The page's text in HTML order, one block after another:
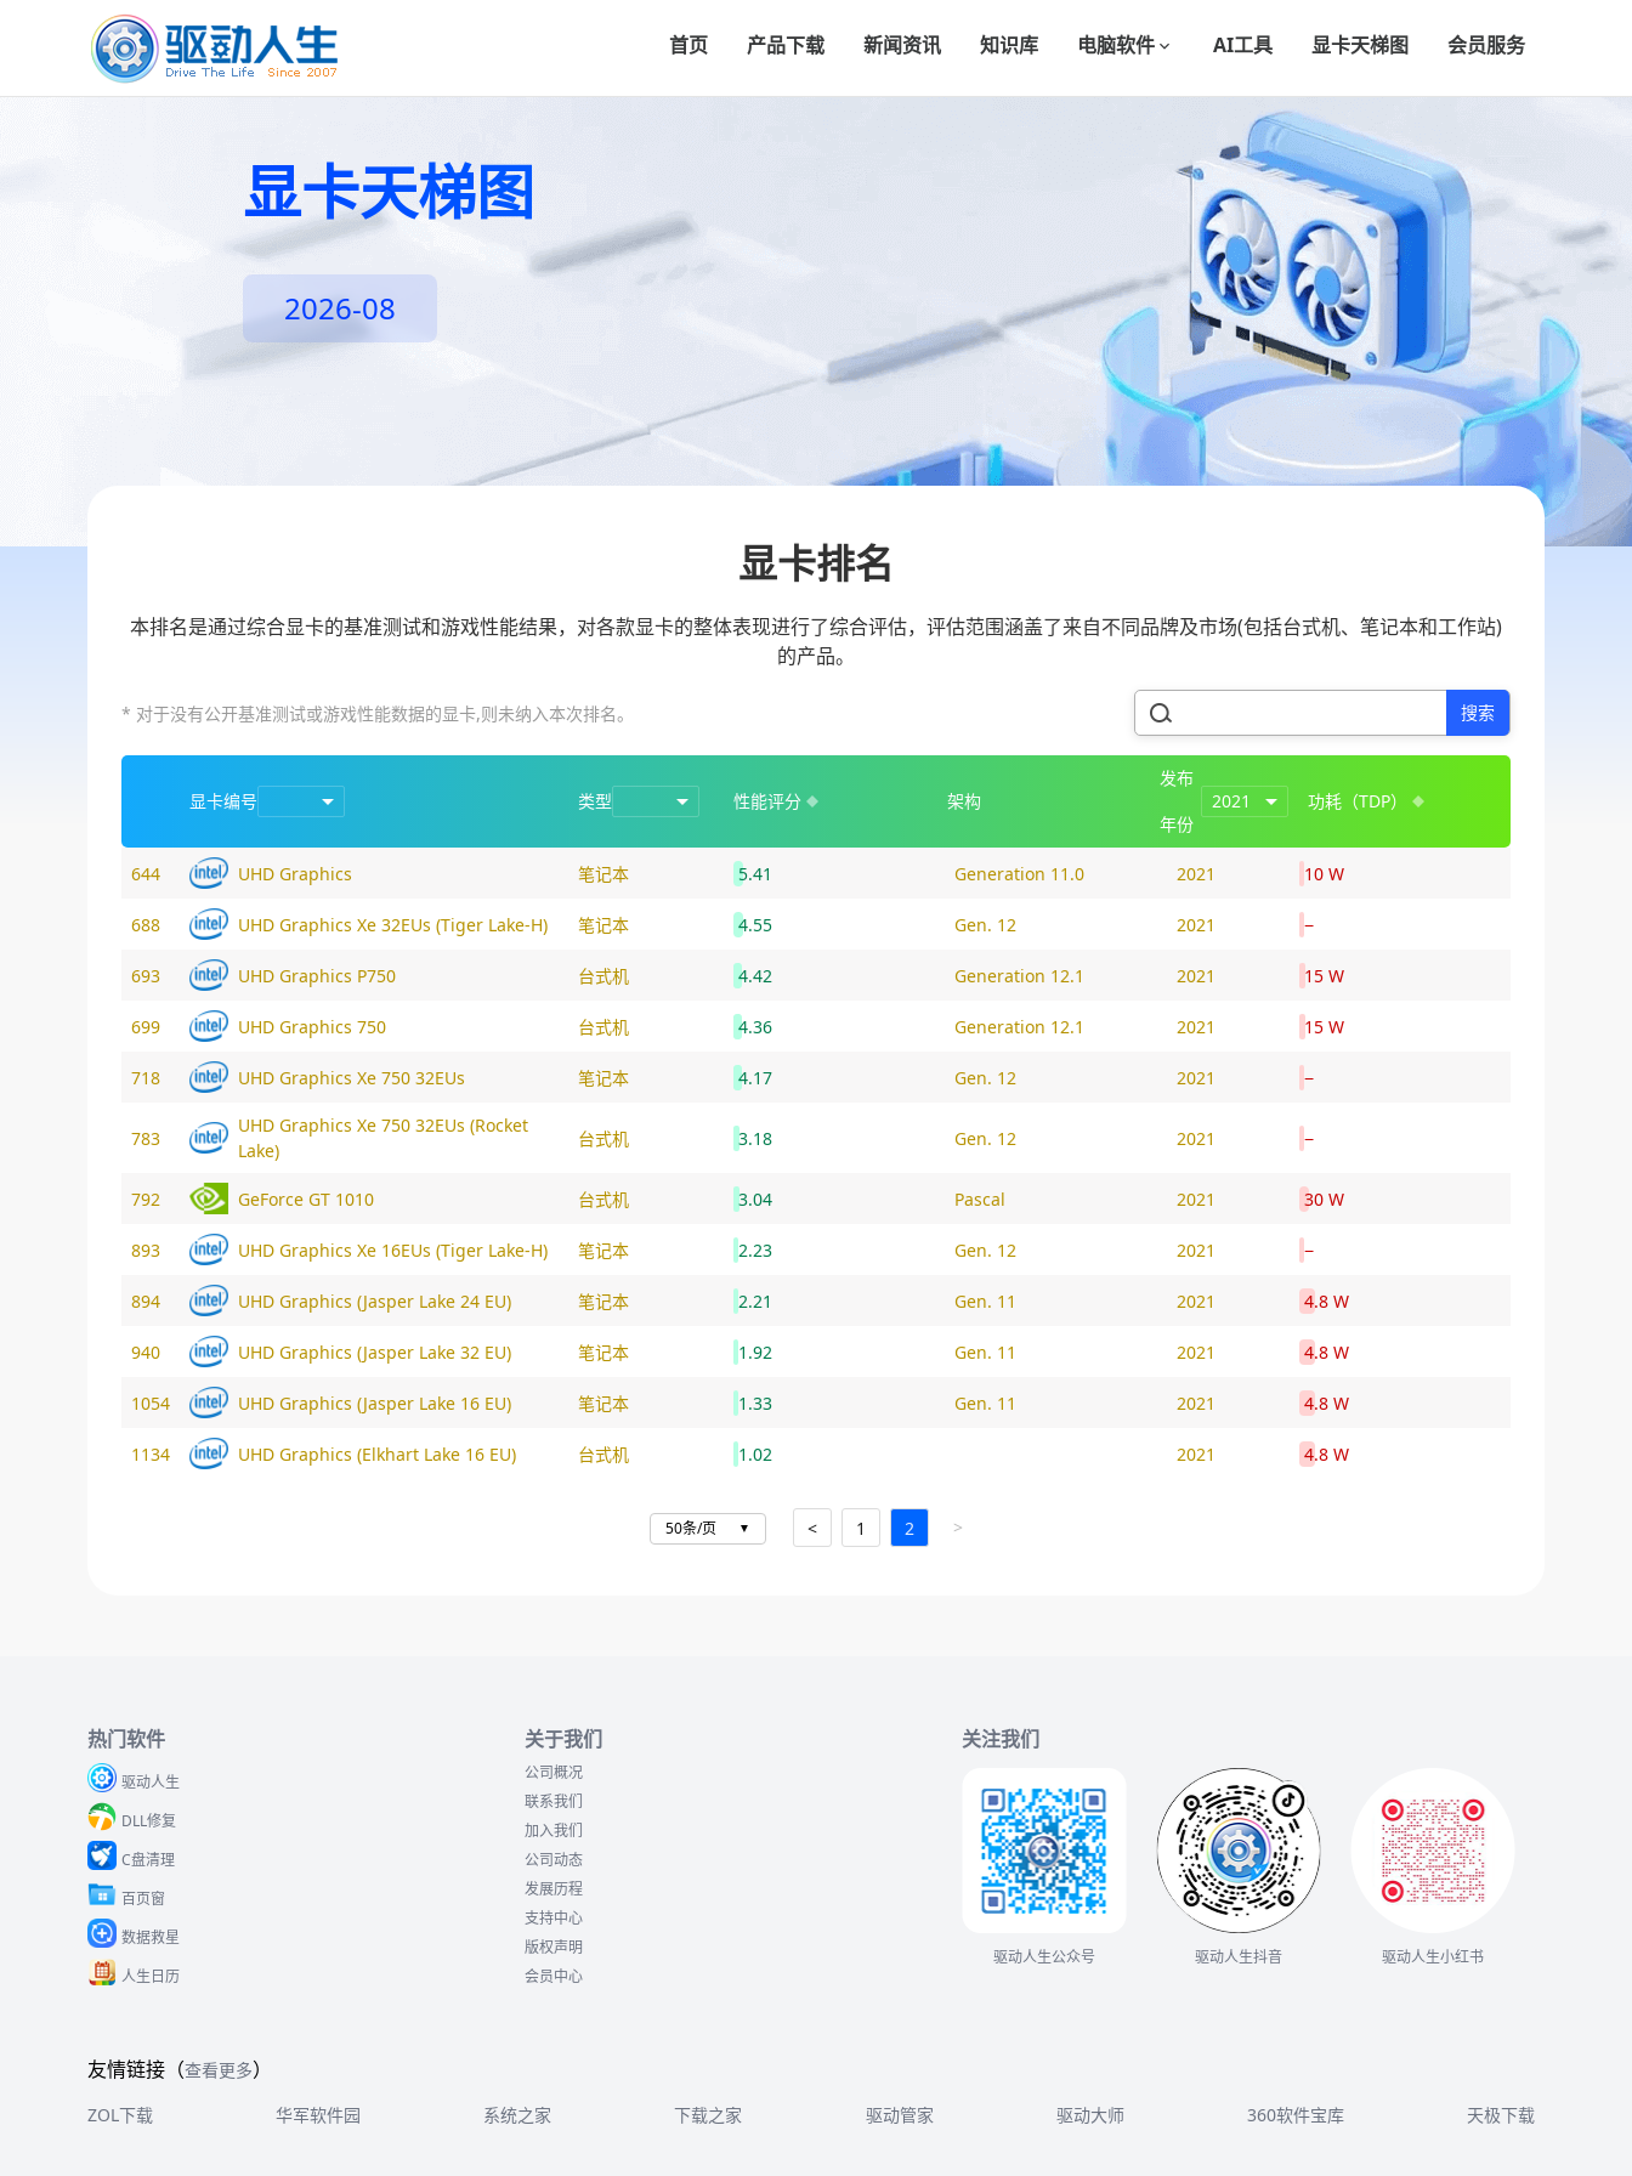
首页 产品下载 新闻资讯 知识库 电脑软件 AI工具 显卡天梯图 会员服务
显卡天梯图
2026-08
显卡排名
本排名是通过综合显卡的基准测试和游戏性能结果，对各款显卡的整体表现进行了综合评估，评估范围涵盖了来自不同品牌及市场(包括台式机、笔记本和工作站)
的产品。
* 对于没有公开基准测试或游戏性能数据的显卡,则未纳入本次排名。 搜索
显卡编号 类型 性能评分 架构
发布
年份
2021 功耗（TDP）
644 UHD Graphics 笔记本 5.41 Generation 11.0 2021 10 W
688 UHD Graphics Xe 32EUs (Tiger Lake-H) 笔记本 4.55 Gen. 12 2021 −
693 UHD Graphics P750 台式机 4.42 Generation 12.1 2021 15 W
699 UHD Graphics 750 台式机 4.36 Generation 12.1 2021 15 W
718 UHD Graphics Xe 750 32EUs 笔记本 4.17 Gen. 12 2021 −
783
UHD Graphics Xe 750 32EUs (Rocket
Lake)
台式机 3.18 Gen. 12 2021 −
792 GeForce GT 1010 台式机 3.04 Pascal 2021 30 W
893 UHD Graphics Xe 16EUs (Tiger Lake-H) 笔记本 2.23 Gen. 12 2021 −
894 UHD Graphics (Jasper Lake 24 EU) 笔记本 2.21 Gen. 11 2021 4.8 W
940 UHD Graphics (Jasper Lake 32 EU) 笔记本 1.92 Gen. 11 2021 4.8 W
1054 UHD Graphics (Jasper Lake 16 EU) 笔记本 1.33 Gen. 11 2021 4.8 W
1134 UHD Graphics (Elkhart Lake 16 EU) 台式机 1.02 2021 4.8 W
50条/页 ▼ < 1 2 >
热门软件
驱动人生
DLL修复
C盘清理
百页窗
数据救星
人生日历
关于我们
公司概况
联系我们
加入我们
公司动态
发展历程
支持中心
版权声明
会员中心
关注我们
驱动人生公众号 驱动人生抖音 驱动人生小红书
友情链接（查看更多）
ZOL下载 华军软件园 系统之家 下载之家 驱动管家 驱动大师 360软件宝库 天极下载